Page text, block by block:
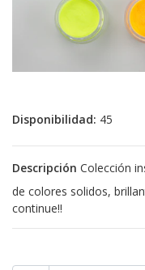
Disponibilidad: 45
Descripción Colección
de colores solidos,
continue!!